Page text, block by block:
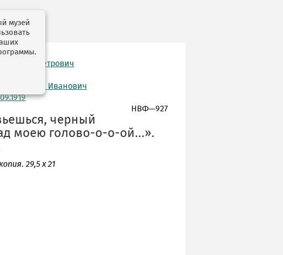
Андрей Петрович
Василий Иванович
НВФ—927
черный
моею голово-о-о-ой…».
29,5 х 21
музей